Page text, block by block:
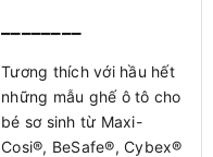
Tương thích với hầu hết
những mẫu ghế ô tô cho
bé sơ sinh từ Maxi-
Cosi®, BeSafe®, Cybex®